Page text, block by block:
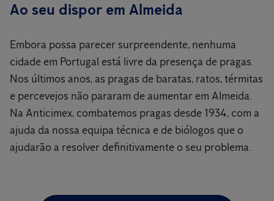
Ao seu dispor em Almeida
Embora possa parecer surpreendente, nenhuma
cidade em Portugal está livre da presença de pragas.
Nos últimos anos, as pragas de baratas, ratos, térmitas
e percevejos não pararam de aumentar em Almeida.
Na Anticimex, combatemos pragas desde 1934, com a
ajuda da nossa equipa técnica e de biólogos que o
ajudarão a resolver definitivamente o seu problema.